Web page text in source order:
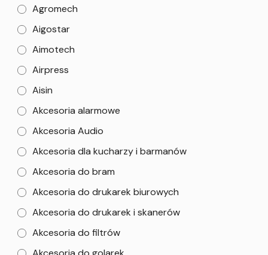
Agromech
Aigostar
Aimotech
Airpress
Aisin
Akcesoria alarmowe
Akcesoria Audio
Akcesoria dla kucharzy i barmanów
Akcesoria do bram
Akcesoria do drukarek biurowych
Akcesoria do drukarek i skanerów
Akcesoria do filtrów